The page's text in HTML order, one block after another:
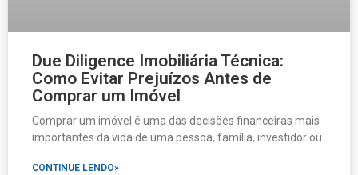
Due Diligence Imobiliária Técnica:
Como Evitar Prejuízos Antes de
Comprar um Imóvel
Comprar um imóvel é uma das decisões financeiras mais
importantes da vida de uma pessoa, família, investidor ou
CONTINUE LENDO»